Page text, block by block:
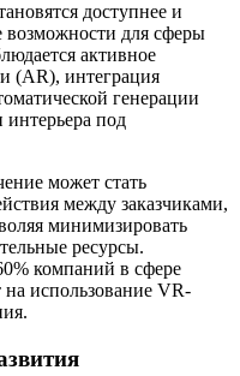
доступнее и
возможности для сферы
активное
(AR), интеграция
генерации
под
может стать
между заказчиками,
минимизировать
ресурсы.
компаний в сфере
использование VR-